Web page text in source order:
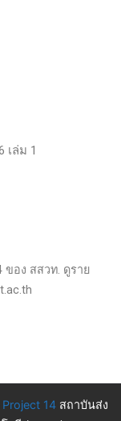
เล่ม 1
ของ สสวท. ดูราย
14สถาบันส่ง